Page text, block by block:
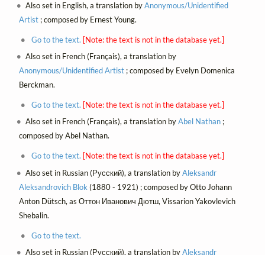
Also set in English, a translation byAnonymous/Unidentified
Artist; composed by Ernest Young.
Go to the text. [Note: the text is not in the database yet.]
Also set in French (Français), a translation by
Anonymous/Unidentified Artist; composed by Evelyn Domenica
Berckman.
Go to the text. [Note: the text is not in the database yet.]
Also set in French (Français), a translation byAbel Nathan ;
composed by Abel Nathan.
Go to the text. [Note: the text is not in the database yet.]
Also set in Russian (Русский), a translation byAleksandr
Aleksandrovich Blok (1880 - 1921) ; composed by Otto Johann
Anton Dütsch, as Оттон Иванович Дютш, Vissarion Yakovlevich
Shebalin.
Go to the text.
Also set in Russian (Русский), a translation byAleksandr